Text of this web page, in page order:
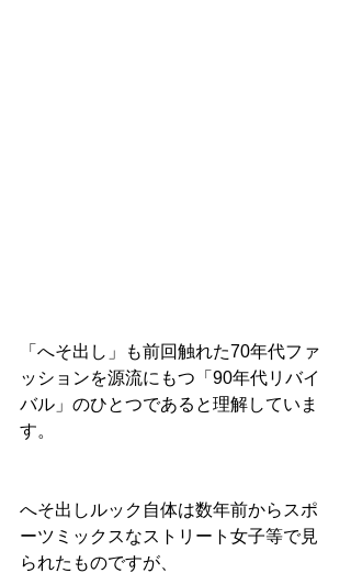
「へそ出し」も前回触れた70年代ファ
ッションを源流にもつ「90年代リバイ
バル」のひとつであると理解していま
す。
へそ出しルック自体は数年前からスポ
ーツミックスなストリート女子等で見
られたものですが、